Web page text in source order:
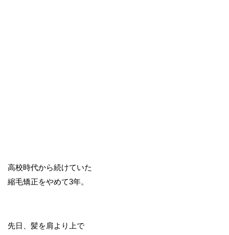
高校時代から続けていた
縮毛矯正をやめて3年。
先日、髪を肩より上で